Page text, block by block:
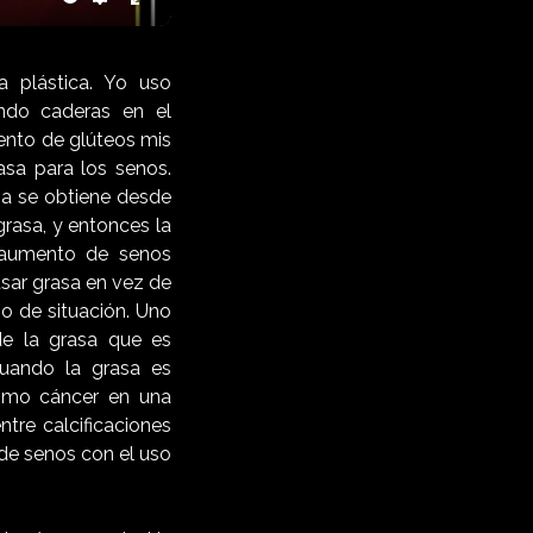
SettingsEnter
plástica. Yo uso
caderas en el
de glúteos mis
para los senos.
se obtiene desde
y entonces la
de senos
grasa en vez de
de situación. Uno
la grasa que es
la grasa es
cáncer en una
calcificaciones
senos con el uso